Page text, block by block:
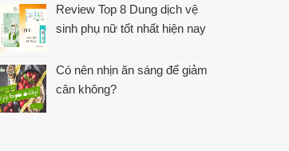
Review Top 8 Dung dịch vệ
sinh phụ nữ tốt nhất hiện nay
Có nên nhịn ăn sáng để giảm
cân không?